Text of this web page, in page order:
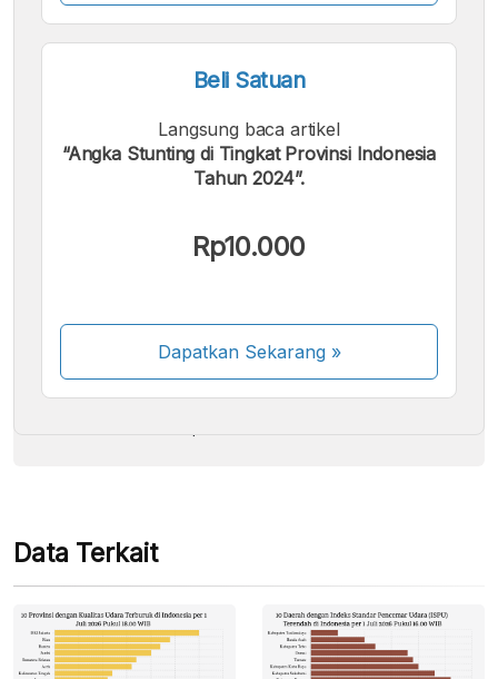
Beli Satuan
Langsung baca artikel
“Angka Stunting di Tingkat Provinsi Indonesia
Tahun 2024”.
Rp10.000
Dapatkan Sekarang»
Kami menerima pembayaran berikut:
Beberapa metode pembayaran masih dalam
Data Terkait